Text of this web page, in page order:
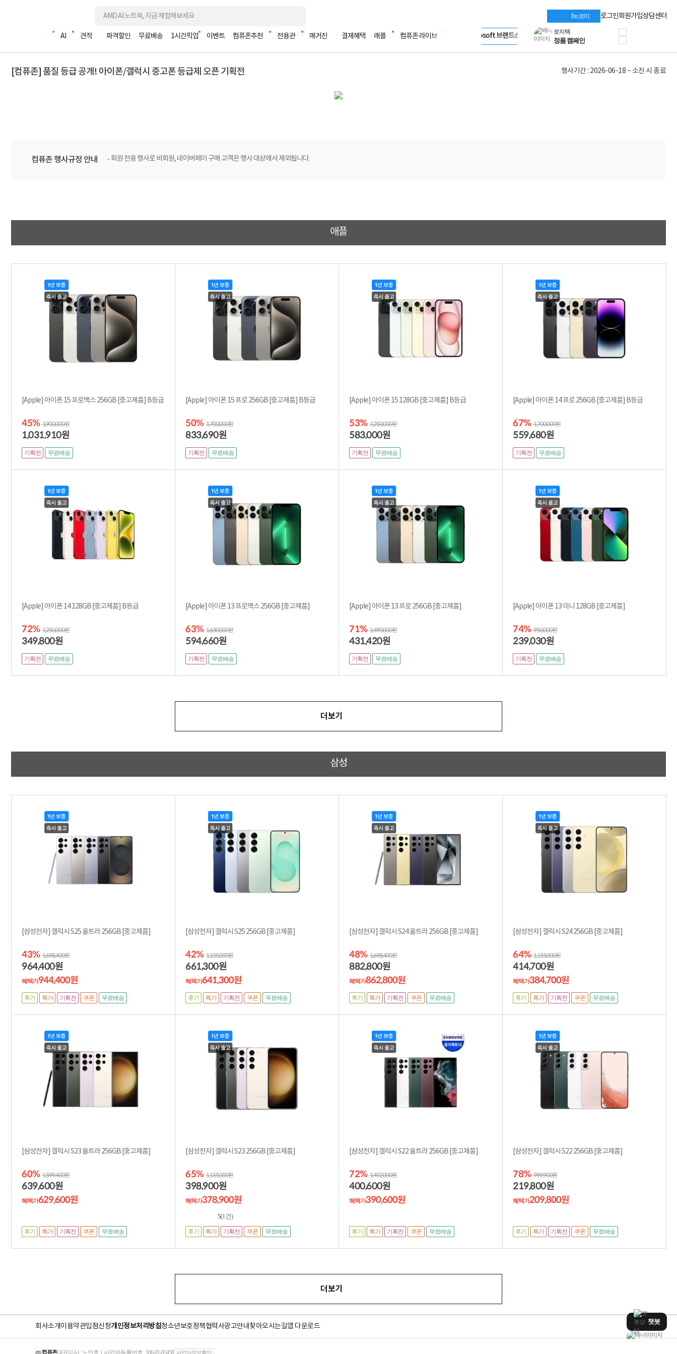
I'm 코미 로그인회원가입상담센터
조립PC AI 견적 파격할인 무료배송 1시간픽업 이벤트 컴퓨존추천 전용관 매거진 결제혜택 래플 컴퓨존 라이브
LG gram & 브랜드스토어
Microsoft 브랜드스토어
AMD 브랜드스토어
Dell 구매 찬스
프로 에센셜
타협 없는 게이밍
HP OMEN
로지텍
삼성 키보드&마우스
MSI 공유기
적립금 페이백!
상품권 30만원
삼성모니터 여름맞이
특별 할인 이벤트
한단계 더 진화한
AI 업무환경 완성
HP 워크스테이션
여름맞이 사은품
혜택 PACK
프로 에센셜
챗봇
[컴퓨존] 품질 등급 공개! 아이폰/갤럭시 중고폰 등급제 오픈 기획전 행사기간 : 2026-06-18 ~ 소진 시 종료
컴퓨존 행사규정 안내 회원 전용 행사로 비회원, 네이버페이 구매 고객은 행사 대상에서 제외됩니다.
애플
[Apple] 아이폰 15 프로맥스 256GB [중고제품] B등급
45% 1,900,000원
1,031,910원
무료배송
기획전
[Apple] 아이폰 15 프로 256GB [중고제품] B등급
50% 1,700,000원
833,690원
무료배송
기획전
[Apple] 아이폰 15 128GB [중고제품] B등급
53% 1,250,000원
583,000원
무료배송
기획전
[Apple] 아이폰 14 프로 256GB [중고제품] B등급
67% 1,700,000원
559,680원
무료배송
기획전
[Apple] 아이폰 14 128GB [중고제품] B등급
72% 1,250,000원
349,800원
무료배송
기획전
[Apple] 아이폰 13 프로맥스 256GB [중고제품]
63% 1,630,000원
594,660원
무료배송
기획전
[Apple] 아이폰 13 프로 256GB [중고제품]
71% 1,490,000원
431,420원
무료배송
기획전
[Apple] 아이폰 13 미니 128GB [중고제품]
74% 950,000원
239,030원
무료배송
기획전
더보기
삼성
[삼성전자] 갤럭시 S25 울트라 256GB [중고제품]
43% 1,698,400원
964,400원
혜택가944,400원
쿠폰 무료배송
후기 특가 기획전
[삼성전자] 갤럭시 S25 256GB [중고제품]
42% 1,155,000원
661,300원
혜택가641,300원
쿠폰 무료배송
후기 특가 기획전
[삼성전자] 갤럭시 S24 울트라 256GB [중고제품]
48% 1,698,400원
882,800원
혜택가862,800원
쿠폰 무료배송
후기 특가 기획전
[삼성전자] 갤럭시 S24 256GB [중고제품]
64% 1,155,000원
414,700원
혜택가384,700원
쿠폰 무료배송
후기 특가 기획전
[삼성전자] 갤럭시 S23 울트라 256GB [중고제품]
60% 1,599,400원
639,600원
혜택가629,600원
쿠폰 무료배송
후기 특가 기획전
[삼성전자] 갤럭시 S23 256GB [중고제품]
65% 1,155,000원
398,900원
혜택가378,900원
5(1건)
쿠폰 무료배송
후기 특가 기획전
[삼성전자] 갤럭시 S22 울트라 256GB [중고제품]
72% 1,452,000원
400,600원
혜택가390,600원
쿠폰 무료배송
후기 특가 기획전
[삼성전자] 갤럭시 S22 256GB [중고제품]
78% 999,900원
219,800원
혜택가209,800원
쿠폰 무료배송
후기 특가 기획전
더보기
회사소개이용약관입점신청개인정보처리방침청소년보호정책협력사광고안내찾아오시는길앱 다운로드
㈜ 컴퓨존대표이사 : 노인호 ｜ 사업자등록번호 : 106-81-83458 사업자정보확인